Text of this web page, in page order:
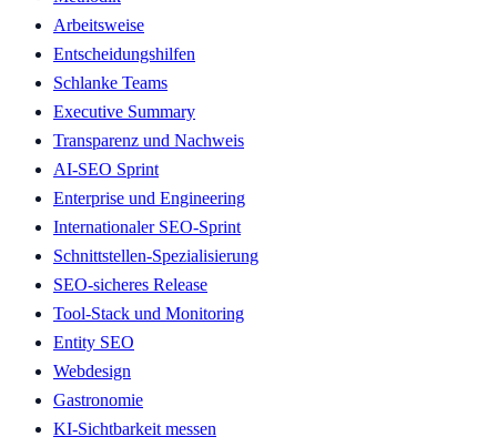
Arbeitsweise
Entscheidungshilfen
Schlanke Teams
Executive Summary
Transparenz und Nachweis
AI-SEO Sprint
Enterprise und Engineering
Internationaler SEO-Sprint
Schnittstellen-Spezialisierung
SEO-sicheres Release
Tool-Stack und Monitoring
Entity SEO
Webdesign
Gastronomie
KI-Sichtbarkeit messen